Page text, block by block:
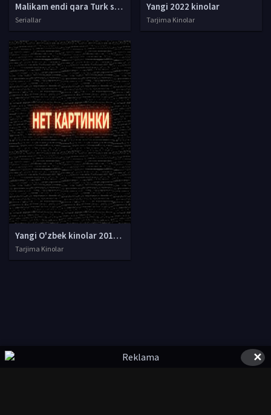
Malikam endi qara Turk serial Barcha qismlar Uzbek tilida 2017 O'zbekcha tarjima serial HD
Seriallar
Yangi 2022 kinolar
Tarjima Kinolar
Yangi O'zbek kinolar 2010-2011-2012-2013-2014-2015-2016-2017-2018-2019-2020-2021-2022-2023-2024-2025 O'zbek tilida Uzbek tarjima Full HD
Tarjima Kinolar
✕